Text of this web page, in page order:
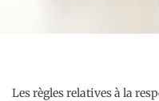
Les règles relatives à la